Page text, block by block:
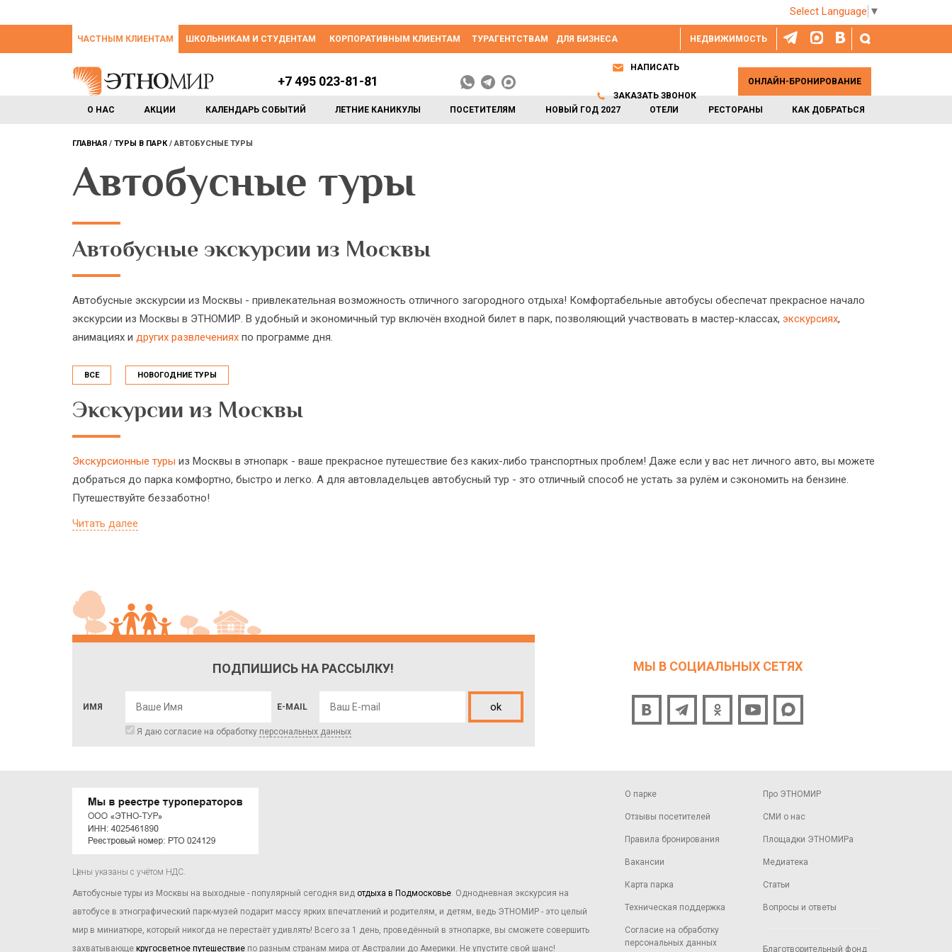
Select Language ▼
НЕДВИЖИМОСТЬ
ЧАСТНЫМ КЛИЕНТАМ ШКОЛЬНИКАМ И СТУДЕНТАМ КОРПОРАТИВНЫМ КЛИЕНТАМ ТУРАГЕНТСТВАМ ДЛЯ БИЗНЕСА
О НАС АКЦИИ КАЛЕНДАРЬ СОБЫТИЙ ЛЕТНИЕ КАНИКУЛЫ ПОСЕТИТЕЛЯМ НОВЫЙ ГОД 2027 ОТЕЛИ РЕСТОРАНЫ КАК ДОБРАТЬСЯ
+7 495 023-81-81
НАПИСАТЬ
ЗАКАЗАТЬ ЗВОНОК
ОНЛАЙН-БРОНИРОВАНИЕ
ГЛАВНАЯ ТУРЫ В ПАРК АВТОБУСНЫЕ ТУРЫ
Автобусные туры
Автобусные экскурсии из Москвы
Автобусные экскурсии из Москвы - привлекательная возможность отличного загородного отдыха! Комфортабельные автобусы обеспечат прекрасное начало
экскурсии из Москвы в ЭТНОМИР. В удобный и экономичный тур включён входной билет в парк, позволяющий участвовать в мастер-классах, экскурсиях,
анимациях и других развлечениях по программе дня.
ВСЕ НОВОГОДНИЕ ТУРЫ
Экскурсии из Москвы
Экскурсионные туры из Москвы в этнопарк - ваше прекрасное путешествие без каких-либо транспортных проблем! Даже если у вас нет личного авто, вы можете
добраться до парка комфортно, быстро и легко. А для автовладельцев автобусный тур - это отличный способ не устать за рулём и сэкономить на бензине.
Путешествуйте беззаботно!
Читать далее
ПОДПИШИСЬ НА РАССЫЛКУ!
ИМЯ E-MAIL ok
Я даю согласие на обработку персональных данных
МЫ В СОЦИАЛЬНЫХ СЕТЯХ
О парке
Отзывы посетителей
Правила бронирования
Вакансии
Карта парка
Техническая поддержка
Согласие на обработку
персональных данных
Про ЭТНОМИР
СМИ о нас
Площадки ЭТНОМИРа
Медиатека
Статьи
Вопросы и ответы
Благотворительный фонд
Цены указаны с учётом НДС.
Автобусные туры из Москвы на выходные - популярный сегодня вид отдыха в Подмосковье. Однодневная экскурсия на
автобусе в этнографический парк-музей подарит массу ярких впечатлений и родителям, и детям, ведь ЭТНОМИР - это целый
мир в миниатюре, который никогда не перестаёт удивлять! Всего за 1 день, проведённый в этнопарке, вы сможете совершить
захватывающе кругосветное путешествие по разным странам мира от Австралии до Америки. Не упустите свой шанс!